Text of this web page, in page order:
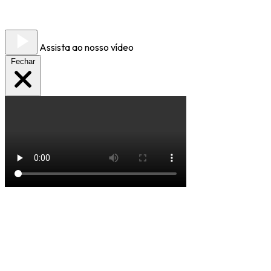
Assista ao nosso vídeo
Fechar